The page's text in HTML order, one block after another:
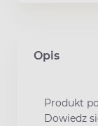
Opis
Produkt
Dowiedz